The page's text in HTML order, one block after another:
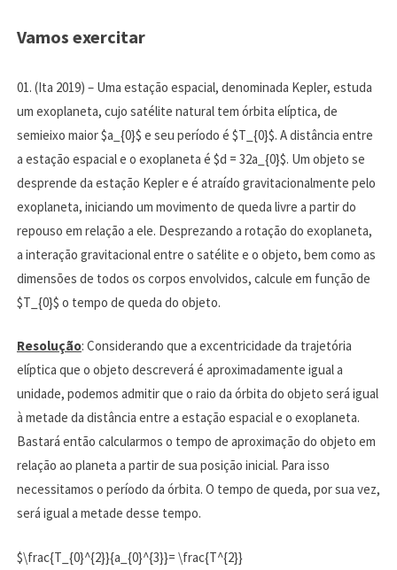
Vamos exercitar
01. (Ita 2019) – Uma estação espacial, denominada Kepler, estuda
um exoplaneta, cujo satélite natural tem órbita elíptica, de
semieixo maior $a_{0}$ e seu período é $T_{0}$. A distância entre
a estação espacial e o exoplaneta é $d = 32a_{0}$. Um objeto se
desprende da estação Kepler e é atraído gravitacionalmente pelo
exoplaneta, iniciando um movimento de queda livre a partir do
repouso em relação a ele. Desprezando a rotação do exoplaneta,
a interação gravitacional entre o satélite e o objeto, bem como as
dimensões de todos os corpos envolvidos, calcule em função de
$T_{0}$ o tempo de queda do objeto.
Resolução: Considerando que a excentricidade da trajetória
elíptica que o objeto descreverá é aproximadamente igual a
unidade, podemos admitir que o raio da órbita do objeto será igual
à metade da distância entre a estação espacial e o exoplaneta.
Bastará então calcularmos o tempo de aproximação do objeto em
relação ao planeta a partir de sua posição inicial. Para isso
necessitamos o período da órbita. O tempo de queda, por sua vez,
será igual a metade desse tempo.
$\frac{T_{0}^{2}}{a_{0}^{3}}= \frac{T^{2}}